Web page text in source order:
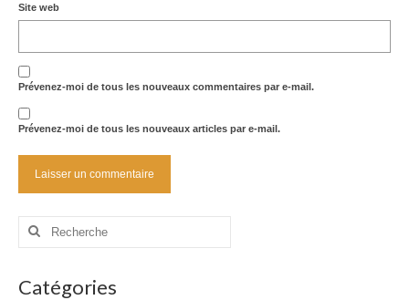
Site web
Prévenez-moi de tous les nouveaux commentaires par e-mail.
Prévenez-moi de tous les nouveaux articles par e-mail.
Rechercher
Catégories